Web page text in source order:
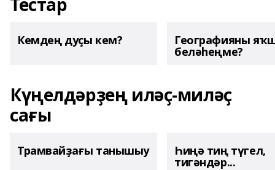
Кемдең дуҫы кем? Географияны
беләһеңме?
Күңелдәрҙең иләҫ-миләҫ
сағы
Трамвайҙағы танышыу Һиңә тиң түгел,
тигәндәр...